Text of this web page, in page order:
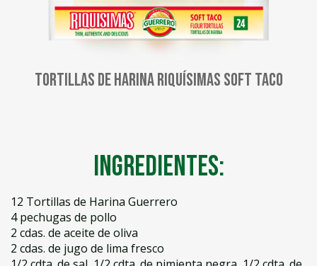
Tortillas de harina Riquísimas Soft Taco
Ingredientes:
12 Tortillas de Harina Guerrero
4 pechugas de pollo
2 cdas. de aceite de oliva
2 cdas. de jugo de lima fresco